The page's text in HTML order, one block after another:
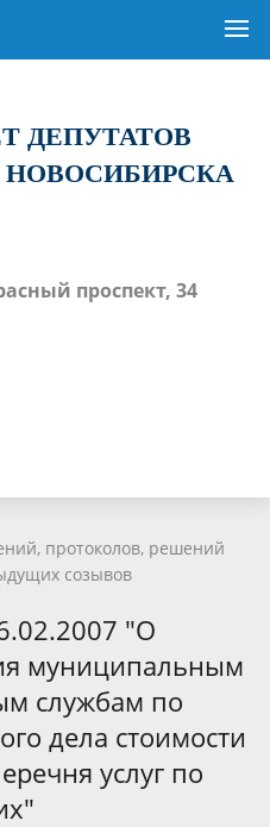
ДЕПУТАТОВ
НОВОСИБИРСКА
проспект, 34
протоколов, решений
созывов
"О
муниципальным
службам по
дела стоимости
услуг по